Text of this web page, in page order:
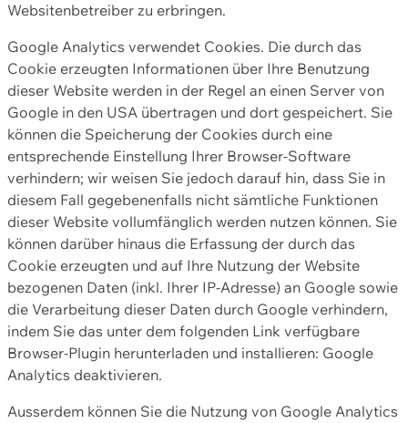
Websitenbetreiber zu erbringen.
Google Analytics verwendet Cookies. Die durch das
Cookie erzeugten Informationen über Ihre Benutzung
dieser Website werden in der Regel an einen Server von
Google in den USA übertragen und dort gespeichert. Sie
können die Speicherung der Cookies durch eine
entsprechende Einstellung Ihrer Browser-Software
verhindern; wir weisen Sie jedoch darauf hin, dass Sie in
diesem Fall gegebenenfalls nicht sämtliche Funktionen
dieser Website vollumfänglich werden nutzen können. Sie
können darüber hinaus die Erfassung der durch das
Cookie erzeugten und auf Ihre Nutzung der Website
bezogenen Daten (inkl. Ihrer IP-Adresse) an Google sowie
die Verarbeitung dieser Daten durch Google verhindern,
indem Sie das unter dem folgenden Link verfügbare
Browser-Plugin herunterladen und installieren: Google
Analytics deaktivieren.
Ausserdem können Sie die Nutzung von Google Analytics